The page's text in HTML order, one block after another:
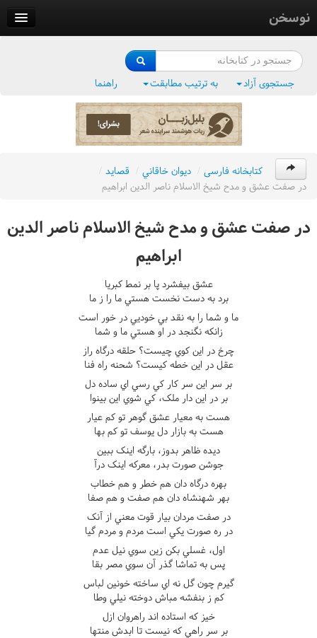
نوسخن
فرهنگ واژگان
جستجوی آزاد به ترتیب مطابقت راهنما
کتابخانه فارسی / ديوان خاقاني / قصايد /
در صفت عشق و مدح شيخ الاسلام ناصر الدين ابراهيم
در صفت عشق و مدح شيخ الاسلام ناصر الدين
ابراهيم
عشق بيفشرد پا بر نمط کبريا
برد به دست نخست هستي ما را ز ما
ما و شما را به نقد بي خوديي در خور است
زانکه نگنجد در او هستي ما و شما
چرخ در اين کوي چيست؟ حلقه درگاه راز
عقل در اين خطه کيست؟ شحنه راه فنا
بر سر اين سر کار کي رسي اي ساده دل
بر در اين دار ملک، کي شوي اين بينوا
هست به معيار عشق گوهر تو کم عيار
هست به بازار دل يوسف تو کم بها
ديده ظاهر بدوز، بارگه اينک ببين
جوشن صورت بدر، معرکه اينک درآ
بهره درگاه دان هم خطر و هم خطاب
بهر شهنشاه دان هم صفت و هم صفا
در صفت مردان بيار قوت معني از آنک
در ره صورت يکي است مردم و مردم گيا
اول، غسلي بکن زين سوي نيل عدم
پس به تماشا گذر آن سوي مصر بقا
گيرم چون گل نه اي ساخته خونين لباس
کم ز بنفشه مباش دوخته نيلي وطا
خيز که استاده اند راهروان ازل
بر سر راهي که نيست تا ابدش منتها